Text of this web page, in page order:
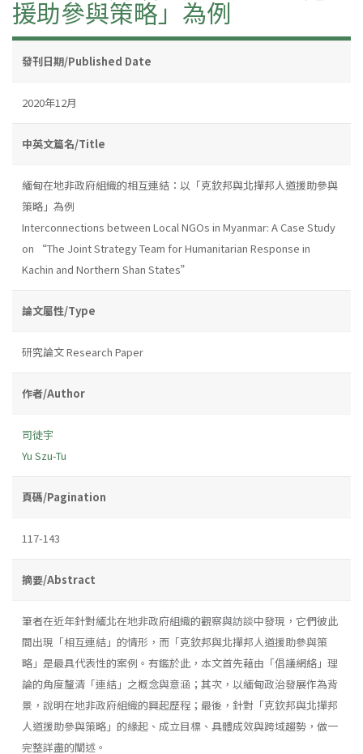
援助參與策略」為例
發刊日期/Published Date
2020年12月
中英文篇名/Title
緬甸在地非政府組織的相互連結：以「克欽邦與北撣邦人道援助參與
策略」為例
Interconnections between Local NGOs in Myanmar: A Case Study
on “The Joint Strategy Team for Humanitarian Response in
Kachin and Northern Shan States”
論文屬性/Type
研究論文 Research Paper
作者/Author
司徒宇
Yu Szu-Tu
頁碼/Pagination
117-143
摘要/Abstract
筆者在近年針對緬北在地非政府組織的觀察與訪談中發現，它們彼此
間出現「相互連結」的情形，而「克欽邦與北撣邦人道援助參與策
略」是最具代表性的案例。有鑑於此，本文首先藉由「倡議網絡」理
論的角度釐清「連結」之概念與意涵；其次，以緬甸政治發展作為背
景，說明在地非政府組織的興起歷程；最後，針對「克欽邦與北撣邦
人道援助參與策略」的緣起、成立目標、具體成效與跨域趨勢，做一
完整詳盡的闡述。